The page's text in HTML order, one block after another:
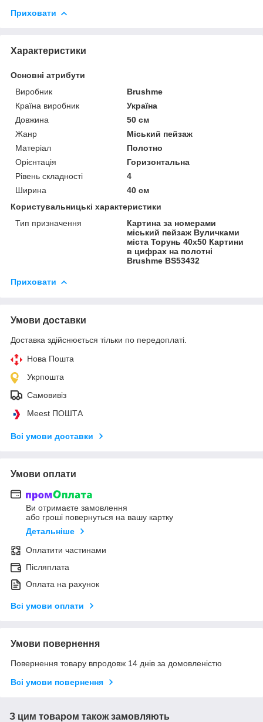
Приховати
Характеристики
Основні атрибути
Виробник
Brushme
Країна виробник
Україна
Довжина
50 см
Жанр
Міський пейзаж
Матеріал
Полотно
Орієнтація
Горизонтальна
Рівень складності
4
Ширина
40 см
Користувальницькі характеристики
Тип призначення
Картина за номерами
міський пейзаж Вуличками
міста Торунь 40x50 Картини
в цифрах на полотні
Brushme BS53432
Приховати
Умови доставки
Доставка здійснюється тільки по передоплаті.
Нова Пошта
Укрпошта
Самовивіз
Meest ПОШТА
Всі умови доставки
Умови оплати
Ви отримаєте замовлення
або гроші повернуться на вашу картку
Детальніше
Оплатити частинами
Післяплата
Оплата на рахунок
Всі умови оплати
Умови повернення
Повернення товару впродовж 14 днів за домовленістю
Всі умови повернення
З цим товаром також замовляють